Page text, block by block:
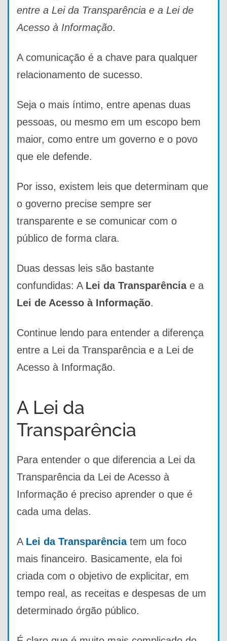
entre a Lei da Transparência e a Lei de
Acesso à Informação.
A comunicação é a chave para qualquer
relacionamento de sucesso.
Seja o mais íntimo, entre apenas duas
pessoas, ou mesmo em um escopo bem
maior, como entre um governo e o povo
que ele defende.
Por isso, existem leis que determinam que
o governo precise sempre ser
transparente e se comunicar com o
público de forma clara.
Duas dessas leis são bastante
confundidas: A Lei da Transparênciae a
Lei de Acesso à Informação.
Continue lendo para entender a diferença
entre a Lei da Transparência e a Lei de
Acesso à Informação.
A Lei da
Transparência
Para entender o que diferencia a Lei da
Transparência da Lei de Acesso à
Informação é preciso aprender o que é
cada uma delas.
A Lei da Transparênciatem um foco
mais financeiro. Basicamente, ela foi
criada com o objetivo de explicitar, em
tempo real, as receitas e despesas de um
determinado órgão público.